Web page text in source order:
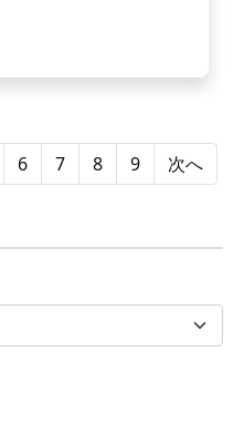
6 7 8 9 次へ